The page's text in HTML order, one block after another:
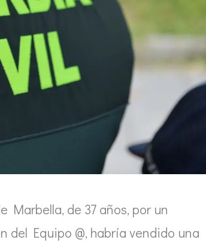
Marbella, de 37 años, por un
del Equipo @, habría vendido una